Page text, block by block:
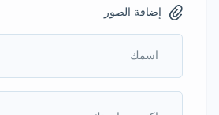
إضافة الصور